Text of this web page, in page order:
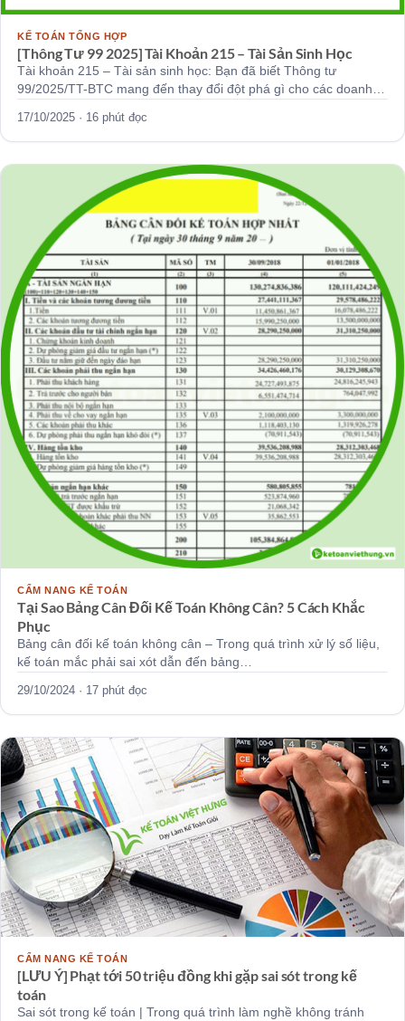
KẾ TOÁN TỔNG HỢP
[Thông Tư 99 2025] Tài Khoản 215 – Tài Sản Sinh Học
Tài khoản 215 – Tài sản sinh học: Bạn đã biết Thông tư
99/2025/TT-BTC mang đến thay đổi đột phá gì cho các doanh…
17/10/2025 · 16 phút đọc
CẨM NANG KẾ TOÁN
Tại Sao Bảng Cân Đối Kế Toán Không Cân? 5 Cách Khắc
Phục
Bảng cân đối kế toán không cân – Trong quá trình xử lý số liệu,
kế toán mắc phải sai xót dẫn đến bảng…
29/10/2024 · 17 phút đọc
CẨM NANG KẾ TOÁN
[LƯU Ý] Phạt tới 50 triệu đồng khi gặp sai sót trong kế
toán
Sai sót trong kế toán | Trong quá trình làm nghề không tránh